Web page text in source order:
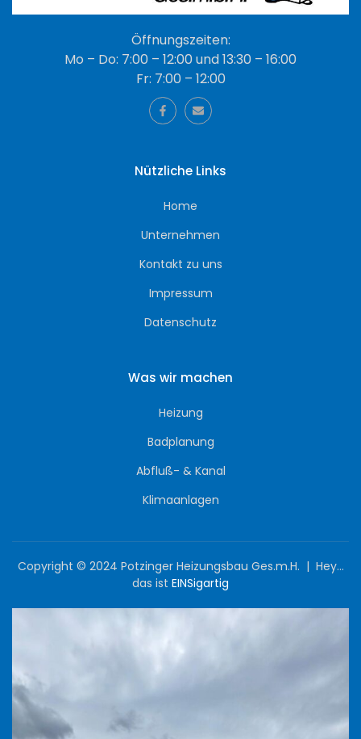
Öffnungszeiten:
Mo – Do: 7:00 – 12:00 und 13:30 – 16:00
Fr: 7:00 – 12:00
Nützliche Links
Home
Unternehmen
Kontakt zu uns
Impressum
Datenschutz
Was wir machen
Heizung
Badplanung
Abfluß- & Kanal
Klimaanlagen
Copyright © 2024 Potzinger Heizungsbau Ges.m.H. | Hey…
das ist EINSigartig